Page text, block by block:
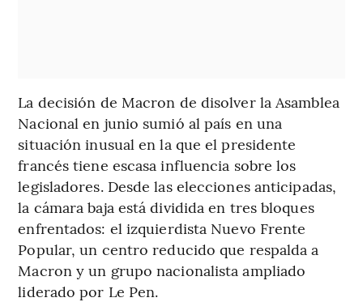
La decisión de Macron de disolver la Asamblea
Nacional en junio sumió al país en una
situación inusual en la que el presidente
francés tiene escasa influencia sobre los
legisladores. Desde las elecciones anticipadas,
la cámara baja está dividida en tres bloques
enfrentados: el izquierdista Nuevo Frente
Popular, un centro reducido que respalda a
Macron y un grupo nacionalista ampliado
liderado por Le Pen.